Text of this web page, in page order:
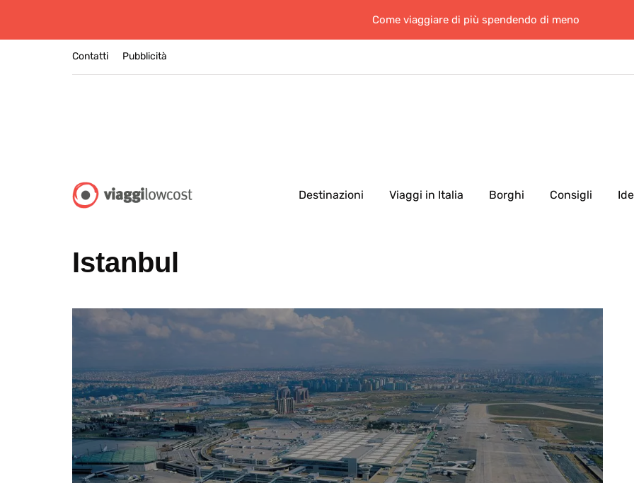
Come viaggiare di più spendendo di meno
Contatti Pubblicità
Destinazioni Viaggi in Italia Borghi Consigli
Istanbul